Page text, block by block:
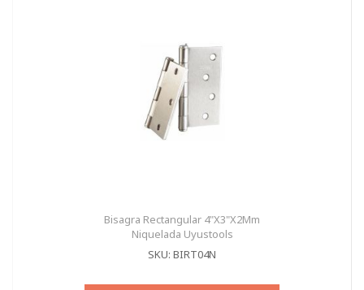
Bisagra Rectangular 4"X3"X2Mm
Niquelada Uyustools
SKU: BIRT04N